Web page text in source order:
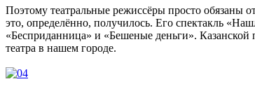
Поэтому театральные режиссёры просто обязаны
это, определённо, получилось. Его спектакль
«Бесприданница» и «Бешеные деньги». Казанской
театра в нашем городе.